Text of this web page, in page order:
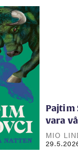
Pajtim
vara
MIO